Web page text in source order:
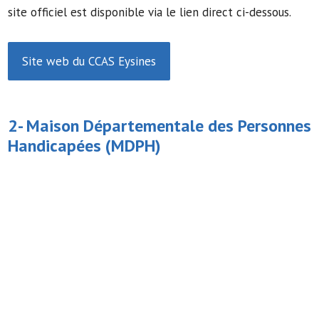
site officiel est disponible via le lien direct ci-dessous.
Site web du CCAS Eysines
2-Maison Départementale des Personnes
Handicapées (MDPH)